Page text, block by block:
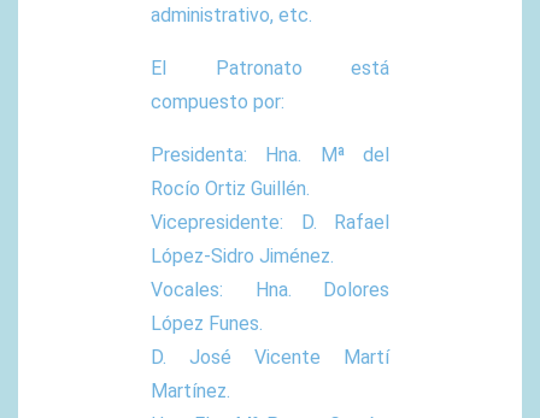
administrativo, etc.
El Patronato está
compuesto por:
Presidenta: Hna. Mª del
Rocío Ortiz Guillén.
Vicepresidente: D. Rafael
López-Sidro Jiménez.
Vocales: Hna. Dolores
López Funes.
D. José Vicente Martí
Martínez.